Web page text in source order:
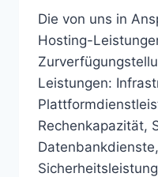
Die von uns in
Hosting-
Leistungen:
Rechenkapazität,